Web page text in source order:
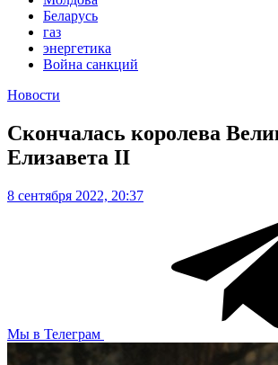
Беларусь
газ
энергетика
Война санкций
Новости
Скончалась королева
Елизавета II
8 сентября 2022, 20:37
Мы в Телеграм